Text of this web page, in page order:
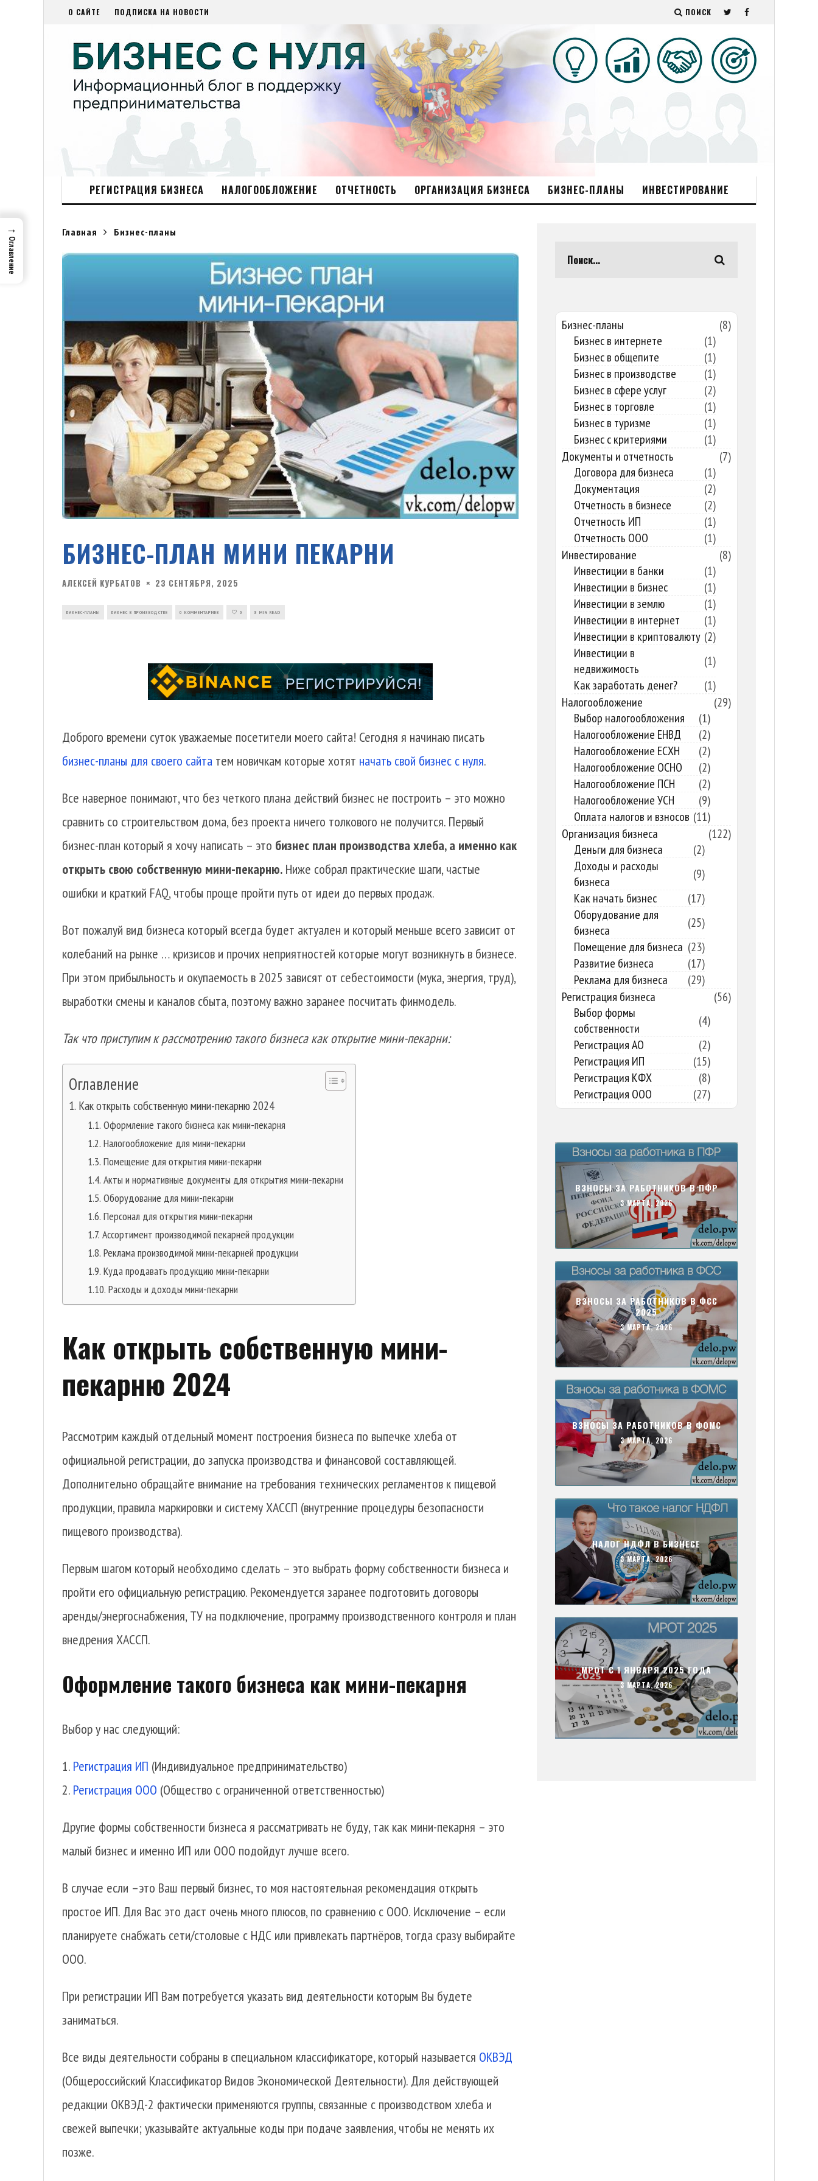
О САЙТЕ ПОДПИСКА НА НОВОСТИ ПОИСК
РЕГИСТРАЦИЯ БИЗНЕСА НАЛОГООБЛОЖЕНИЕ ОТЧЕТНОСТЬ ОРГАНИЗАЦИЯ БИЗНЕСА БИЗНЕС-ПЛАНЫ ИНВЕСТИРОВАНИЕ
Главная Бизнес-планы
БИЗНЕС-ПЛАН МИНИ ПЕКАРНИ
АЛЕКСЕЙ КУРБАТОВ 23 СЕНТЯБРЯ, 2025
БИЗНЕС-ПЛАНЫ БИЗНЕС В ПРОИЗВОДСТВЕ 0 КОММЕНТАРИЕВ 0 8 MIN READ
Доброго времени суток уважаемые посетители моего сайта! Сегодня я начинаю писать
бизнес-планы для своего сайта тем новичкам которые хотят начать свой бизнес с нуля.
Все наверное понимают, что без четкого плана действий бизнес не построить – это можно
сравнить со строительством дома, без проекта ничего толкового не получится. Первый
бизнес-план который я хочу написать – это бизнес план производства хлеба, а именно как
открыть свою собственную мини-пекарню. Ниже собрал практические шаги, частые
ошибки и краткий FAQ, чтобы проще пройти путь от идеи до первых продаж.
Вот пожалуй вид бизнеса который всегда будет актуален и который меньше всего зависит от
колебаний на рынке … кризисов и прочих неприятностей которые могут возникнуть в бизнесе.
При этом прибыльность и окупаемость в 2025 зависят от себестоимости (мука, энергия, труд),
выработки смены и каналов сбыта, поэтому важно заранее посчитать финмодель.
Так что приступим к рассмотрению такого бизнеса как открытие мини-пекарни:
Оглавление
Как открыть собственную мини-пекарню 2024
Оформление такого бизнеса как мини-пекарня
Налогообложение для мини-пекарни
Помещение для открытия мини-пекарни
Акты и нормативные документы для открытия мини-пекарни
Оборудование для мини-пекарни
Персонал для открытия мини-пекарни
Ассортимент производимой пекарней продукции
Реклама производимой мини-пекарней продукции
Куда продавать продукцию мини-пекарни
Расходы и доходы мини-пекарни
Как открыть собственную мини-
пекарню 2024
Рассмотрим каждый отдельный момент построения бизнеса по выпечке хлеба от
официальной регистрации, до запуска производства и финансовой составляющей.
Дополнительно обращайте внимание на требования технических регламентов к пищевой
продукции, правила маркировки и систему ХАССП (внутренние процедуры безопасности
пищевого производства).
Первым шагом который необходимо сделать – это выбрать форму собственности бизнеса и
пройти его официальную регистрацию. Рекомендуется заранее подготовить договоры
аренды/энергоснабжения, ТУ на подключение, программу производственного контроля и план
внедрения ХАССП.
Оформление такого бизнеса как мини-пекарня
Выбор у нас следующий:
Регистрация ИП (Индивидуальное предпринимательство)
Регистрация ООО (Общество с ограниченной ответственностью)
Другие формы собственности бизнеса я рассматривать не буду, так как мини-пекарня – это
малый бизнес и именно ИП или ООО подойдут лучше всего.
В случае если –это Ваш первый бизнес, то моя настоятельная рекомендация открыть
простое ИП. Для Вас это даст очень много плюсов, по сравнению с ООО. Исключение – если
планируете снабжать сети/столовые с НДС или привлекать партнёров, тогда сразу выбирайте
ООО.
При регистрации ИП Вам потребуется указать вид деятельности которым Вы будете
заниматься.
Все виды деятельности собраны в специальном классификаторе, который называется ОКВЭД
(Общероссийский Классификатор Видов Экономической Деятельности). Для действующей
редакции ОКВЭД-2 фактически применяются группы, связанные с производством хлеба и
свежей выпечки; указывайте актуальные коды при подаче заявления, чтобы не менять их
позже.
Бизнес-планы
(8)
Бизнес в интернете
(1)
Бизнес в общепите
(1)
Бизнес в производстве
(1)
Бизнес в сфере услуг
(2)
Бизнес в торговле
(1)
Бизнес в туризме
(1)
Бизнес с критериями
(1)
Документы и отчетность
(7)
Договора для бизнеса
(1)
Документация
(2)
Отчетность в бизнесе
(2)
Отчетность ИП
(1)
Отчетность ООО
(1)
Инвестирование
(8)
Инвестиции в банки
(1)
Инвестиции в бизнес
(1)
Инвестиции в землю
(1)
Инвестиции в интернет
(1)
Инвестиции в криптовалюту (2)
Инвестиции в
недвижимость
(1)
Как заработать денег?
(1)
Налогообложение
(29)
Выбор налогообложения
(1)
Налогообложение ЕНВД
(2)
Налогообложение ЕСХН
(2)
Налогообложение ОСНО
(2)
Налогообложение ПСН
(2)
Налогообложение УСН
(9)
Оплата налогов и взносов (11)
Организация бизнеса
(122)
Деньги для бизнеса
(2)
Доходы и расходы
бизнеса
(9)
Как начать бизнес
(17)
Оборудование для
бизнеса
(25)
Помещение для бизнеса (23)
Развитие бизнеса
(17)
Реклама для бизнеса
(29)
Регистрация бизнеса
(56)
Выбор формы
собственности
(4)
Регистрация АО
(2)
Регистрация ИП
(15)
Регистрация КФХ
(8)
Регистрация ООО
(27)
ВЗНОСЫ ЗА РАБОТНИКОВ В ПФР
3 МАРТА, 2026
ВЗНОСЫ ЗА РАБОТНИКОВ В ФСС
2025
3 МАРТА, 2026
ВЗНОСЫ ЗА РАБОТНИКОВ В ФОМС
3 МАРТА, 2026
НАЛОГ НДФЛ В БИЗНЕСЕ
3 МАРТА, 2026
МРОТ С 1 ЯНВАРЯ 2025 ГОДА
3 МАРТА, 2026
→
Оглавление